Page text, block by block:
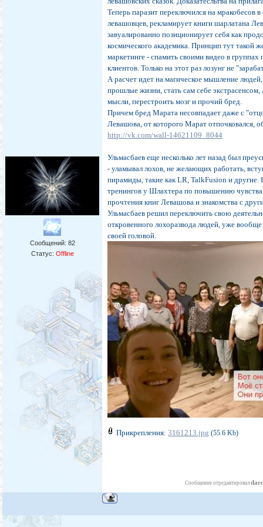
Сообщений: 82
Статус: Offline
Теперь паразит переключился на мракобесов
левашовцев, рекламирует книги шарлатана
завуалированно позиционирует себя как
космического академика. Принцип тут такой
маркетинге - спамить своими видео в группах
клиентов. Только на этот раз лозунг не
А расчет идет на магическое мышление
прошлые жизни, стать сам себе экстрасенсом,
мысли, перестроить мозг и прочий бред.
Причем бред Марата несовпадает даже с
Левашова, от которого Марат отпочковался,
http://vk.com/wall-14621109_8044
Ульмасбаев еще несколько лет назад был
- уламывал лохов, не желающих работать,
пирамиды, такие как LR, TalkFusion и
тренингов у Шлахтера по повышению
прочтения книг Левашова и знакомства с
Ульмасбаев решил переключить свою
откровенного лохоразвода людей, уже
своей головой.
Прикрепления:3161213.jpg (55.6 Kb)
Сообщение отредактировал